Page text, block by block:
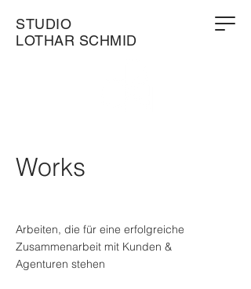
STUDIO
LOTHAR SCHMID
Works
Arbeiten, die für eine erfolgreiche
Zusammenarbeit mit Kunden &
Agenturen stehen